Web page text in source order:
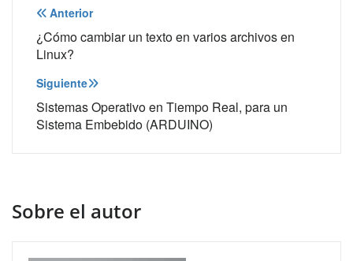
Navegación
de
entradas
Anterior
¿Cómo cambiar un texto en varios archivos en
Linux?
Siguiente
Sistemas Operativo en Tiempo Real, para un
Sistema Embebido (ARDUINO)
Sobre el autor